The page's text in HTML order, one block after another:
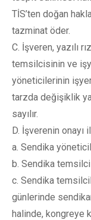
TİS’ten doğan
tazminat öder.
C. İşveren, yazılı
temsilcisinin ve
yöneticilerinin
tarzda değişiklik
sayılır.
D. İşverenin onayı
a. Sendika
b. Sendika
c. Sendika
günlerinde
halinde, kongreye